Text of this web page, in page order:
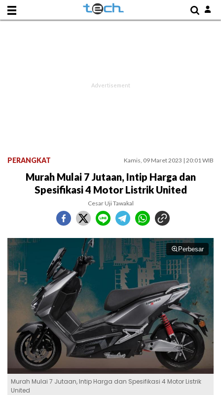
PERANGKAT Kamis, 09 Maret 2023 | 20:01 WIB
Murah Mulai 7 Jutaan, Intip Harga dan
Spesifikasi 4 Motor Listrik United
Cesar Uji Tawakal
Perbesar
Murah Mulai 7 Jutaan, Intip Harga dan Spesifikasi 4 Motor Listrik
United